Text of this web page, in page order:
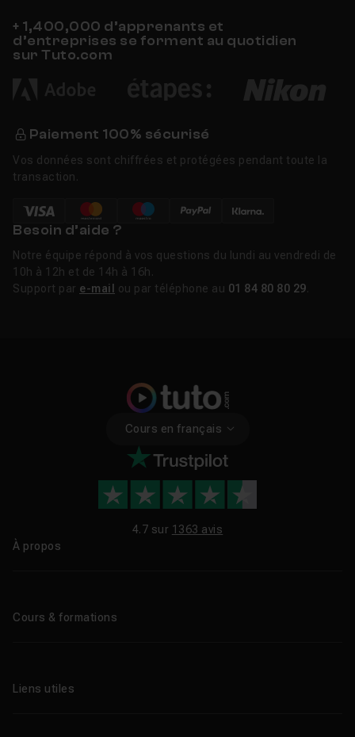
+ 1,400,000 d’apprenants et
d’entreprises se forment au quotidien
sur Tuto.com
Paiement 100% sécurisé
Vos données sont chiffrées et protégées pendant toute la
transaction.
Besoin d’aide ?
Notre équipe répond à vos questions du lundi au vendredi de
10h à 12h et de 14h à 16h.
Support par e-mail ou par téléphone au 01 84 80 80 29
Cours en français
4.7 sur 1363 avis
À propos
Cours & formations
Formations certifiantes
Liens utiles